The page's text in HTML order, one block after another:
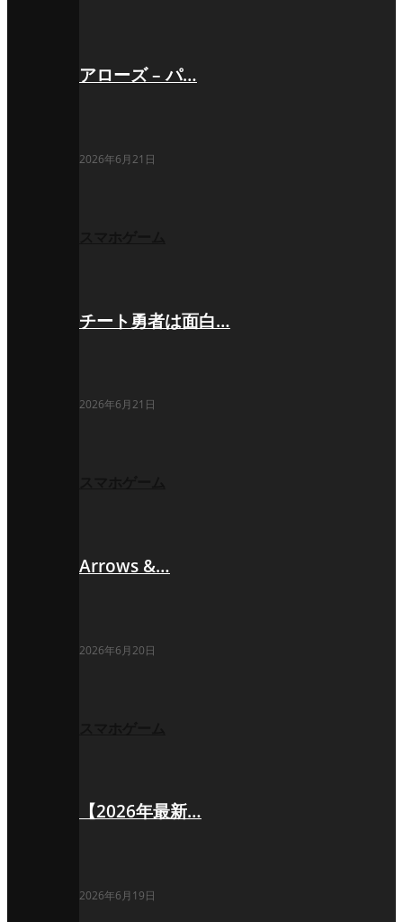
アローズ – パ…
2026年6月21日
チート勇者は面白…
2026年6月21日
Arrows &…
2026年6月20日
【2026年最新…
2026年6月19日